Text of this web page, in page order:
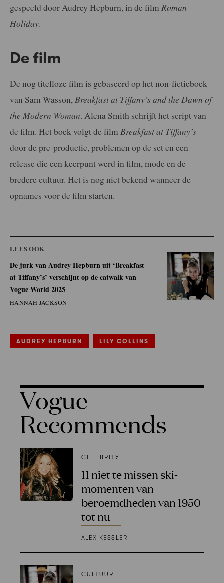
gespeeld door Audrey Hepburn, in de film Roman
Holiday.
De film
De nog titelloze film is gebaseerd op het non-fictieboek
van Sam Wasson,Breakfast at Tiffany’s and the Dawn of
the Modern Woman. Alena Smith schrijft het script van
de film. Het boek volgt de film Breakfast at Tiffany’s
door de pre-productie, problemen op de set en een
release die een keerpunt werd in film, mode en de
bredere cultuur. Het is nog niet bekend wanneer de
opnames voor de film starten.
LEES OOK
De jurk van Audrey Hepburn uit ‘Breakfast
at Tiffany’s’ verschijnt op de catwalk van
Vogue World 2025
HANNAH JACKSON
AUDREY HEPBURN LILY COLLINS
Vogue
Recommends
CELEBRITY
11 niet te missen ski-
momenten van
beroemdheden van 1950
tot nu
ALEX KESSLER
CULTUUR